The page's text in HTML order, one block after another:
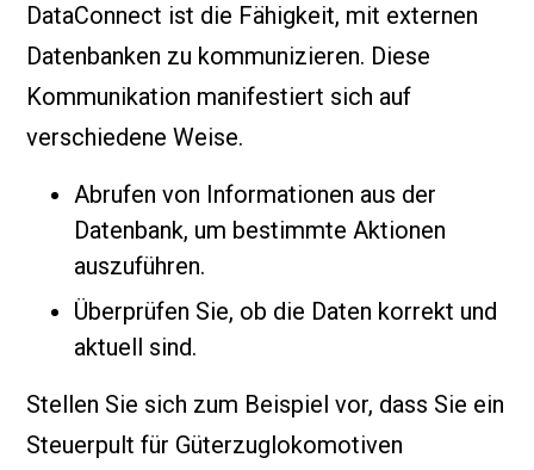
DataConnect ist die Fähigkeit, mit externen
Datenbanken zu kommunizieren. Diese
Kommunikation manifestiert sich auf
verschiedene Weise.
Abrufen von Informationen aus der
Datenbank, um bestimmte Aktionen
auszuführen.
Überprüfen Sie, ob die Daten korrekt und
aktuell sind.
Stellen Sie sich zum Beispiel vor, dass Sie ein
Steuerpult für Güterzuglokomotiven